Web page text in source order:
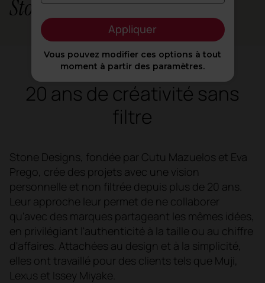
Stone Designs
20 ans de créativité sans
filtre
Stone Designs, fondée par Cutu Mazuelos et Eva
Prego, crée des projets avec une vision
personnelle et non filtrée depuis plus de 20 ans.
Leur approche leur permet de ne collaborer
qu'avec des marques partageant les mêmes idées,
en privilégiant l'authenticité à la taille ou au chiffre
d'affaires. Attachées au design et à la simplicité,
elles ont travaillé pour des clients tels que Muji,
Lexus et Issey Miyake.
Appliquer
Vous pouvez modifier ces options à tout
moment à partir des paramètres.